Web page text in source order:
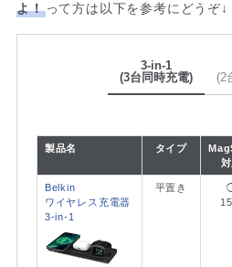
よ！って方は以下を参考にどうぞ↓
3-in-1
(3台同時充電)
(2
製品名 タイプ
Belkin
ワイヤレス充電器
3-in-1
平置き